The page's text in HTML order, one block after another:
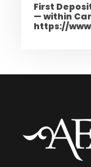
First
— within
https://